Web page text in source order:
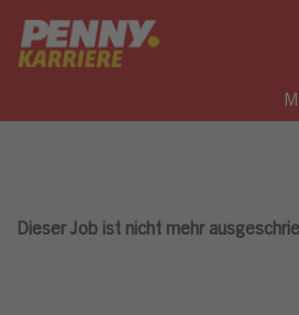
Dieser Job ist nicht mehr